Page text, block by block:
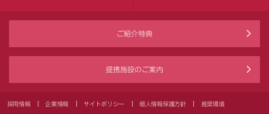
ご紹介特典
提携施設のご案内
採用情報 企業情報 サイトポリシー 個人情報保護方針 推奨環境